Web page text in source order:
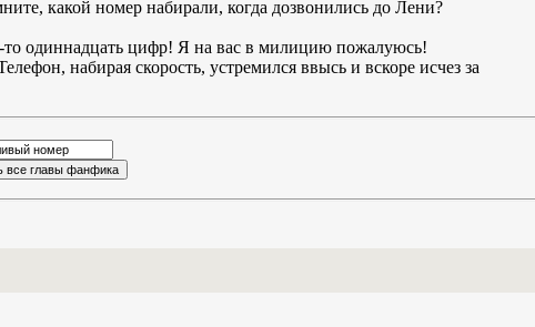
какой номер набирали, когда дозвонились до Лени?
то одиннадцать цифр! Я на вас в милицию пожалуюсь!
набирая скорость, устремился ввысь и вскоре исчез за